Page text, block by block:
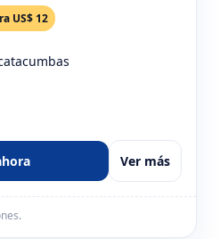
US$ 12
Ver más